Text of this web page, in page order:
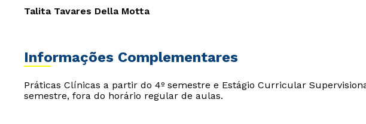
Talita Tavares Della Motta
Informações Complementares
Práticas Clínicas a partir do 4º semestre e Estágio Curricular
semestre, fora do horário regular de aulas.